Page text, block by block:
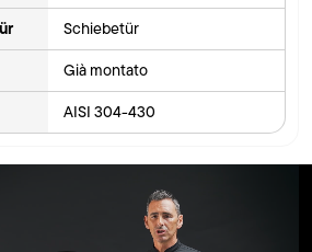
Schiebetür
Già montato
AISI 304-430